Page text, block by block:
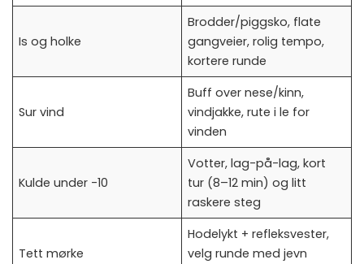
Is og holke
Brodder/piggsko, flate
gangveier, rolig tempo,
kortere runde
Sur vind
Buff over nese/kinn,
vindjakke, rute i le for
vinden
Kulde under -10
Votter, lag-på-lag, kort
tur (8–12 min) og litt
raskere steg
Tett mørke
Hodelykt + refleksvester,
velg runde med jevn